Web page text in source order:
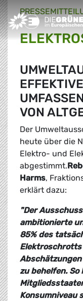
Greens/EFA Home
VON
Der
heute über die
Elektro- und
abgestimmt.
Harms,
erklärt dazu:
"Der
ambitionierte
85% des
Elektroschrotts
zu behelfen. So
Konsumniveau